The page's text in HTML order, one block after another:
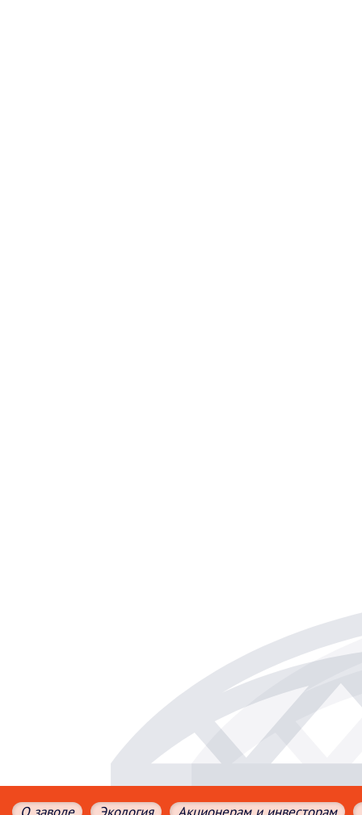
О заводе Экология Акционерам и инвесторам